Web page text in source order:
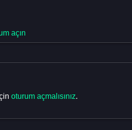
açın
oturum açmalısınız.